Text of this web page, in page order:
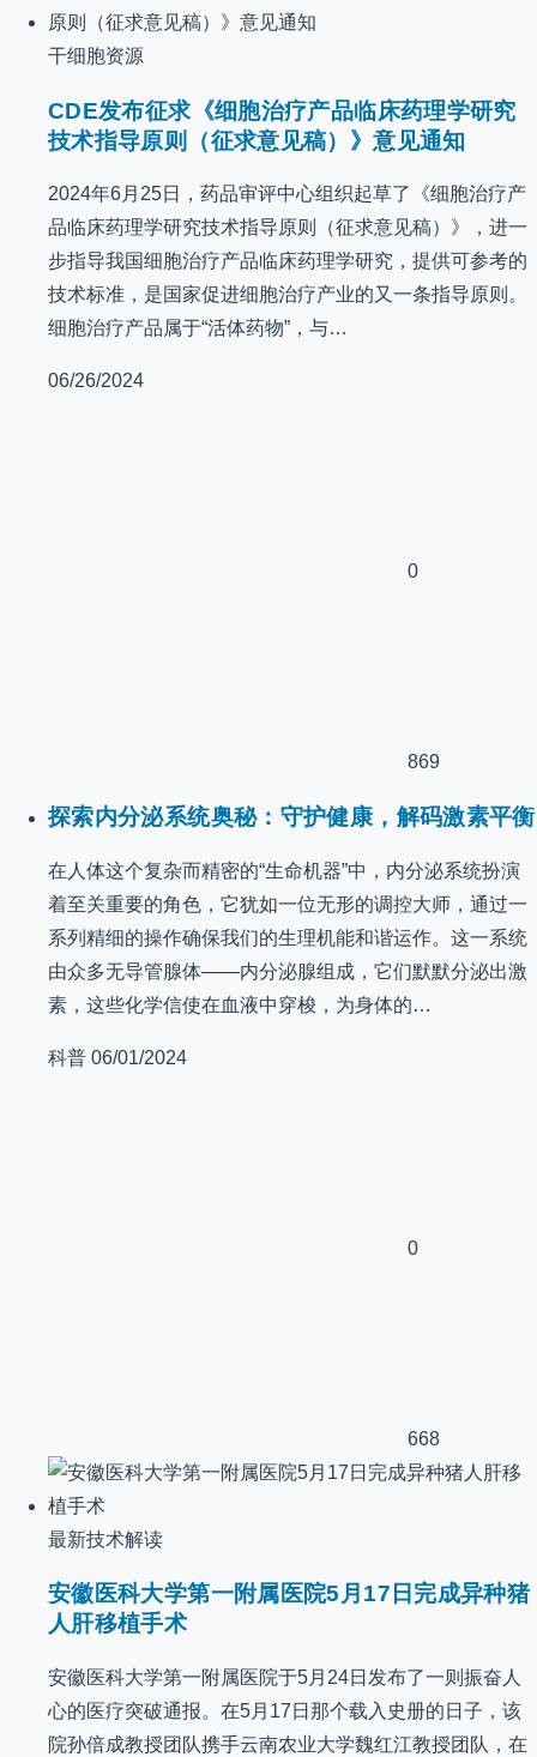
干细胞资源
CDE发布征求《细胞治疗产品临床药理学研究
技术指导原则（征求意见稿）》意见通知
2024年6月25日，药品审评中心组织起草了《细胞治疗产
品临床药理学研究技术指导原则（征求意见稿）》，进一
步指导我国细胞治疗产品临床药理学研究，提供可参考的
技术标准，是国家促进细胞治疗产业的又一条指导原则。
细胞治疗产品属于“活体药物”，与…
06/26/2024
0
869
探索内分泌系统奥秘：守护健康，解码激素平衡
在人体这个复杂而精密的“生命机器”中，内分泌系统扮演
着至关重要的角色，它犹如一位无形的调控大师，通过一
系列精细的操作确保我们的生理机能和谐运作。这一系统
由众多无导管腺体——内分泌腺组成，它们默默分泌出激
素，这些化学信使在血液中穿梭，为身体的…
科普 06/01/2024
0
668
最新技术解读
安徽医科大学第一附属医院5月17日完成异种猪
人肝移植手术
安徽医科大学第一附属医院于5月24日发布了一则振奋人
心的医疗突破通报。在5月17日那个载入史册的日子，该
院孙倍成教授团队携手云南农业大学魏红江教授团队，在